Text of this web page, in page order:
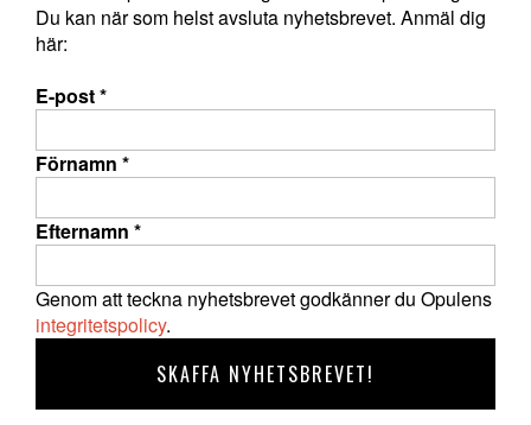
Du kan när som helst avsluta nyhetsbrevet. Anmäl dig
här:
E-post*
Förnamn *
Efternamn *
Genom att teckna nyhetsbrevet godkänner du Opulens
integritetspolicy.